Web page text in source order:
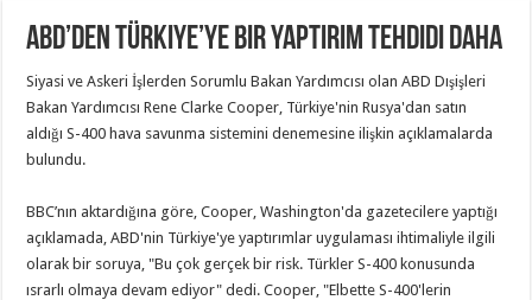
ABD’den Türkiye’ye Bir Yaptırım Tehdidi Daha
Siyasi ve Askeri İşlerden Sorumlu Bakan Yardımcısı olan ABD Dışişleri
Bakan Yardımcısı Rene Clarke Cooper, Türkiye'nin Rusya'dan satın
aldığı S-400 hava savunma sistemini denemesine ilişkin açıklamalarda
bulundu.
BBC’nın aktardığına göre, Cooper, Washington'da gazetecilere yaptığı
açıklamada, ABD'nin Türkiye'ye yaptırımlar uygulaması ihtimaliyle ilgili
olarak bir soruya, "Bu çok gerçek bir risk. Türkler S-400 konusunda
ısrarlı olmaya devam ediyor" dedi. Cooper, "Elbette S-400'lerin